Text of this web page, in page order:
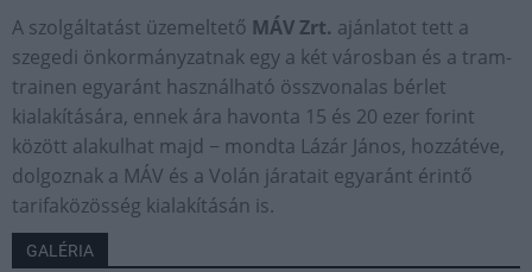
A szolgáltatást üzemeltető MÁV Zrt. ajánlatot tett a
szegedi önkormányzatnak egy a két városban és a tram-
trainen egyaránt használható összvonalas bérlet
kialakítására, ennek ára havonta 15 és 20 ezer forint
között alakulhat majd − mondta Lázár János, hozzátéve,
dolgoznak a MÁV és a Volán járatait egyaránt érintő
tarifaközösség kialakításán is.
GALÉRIA